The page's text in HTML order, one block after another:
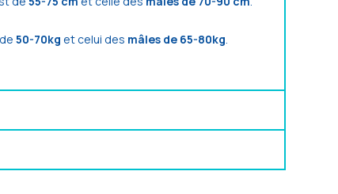
50-70kg et celui des mâles de 65-80kg.